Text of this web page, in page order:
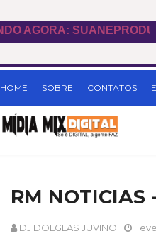
HOME SOBRE CONTATOS
RM NOTICIAS
DJ DOLGLAS JUVINO